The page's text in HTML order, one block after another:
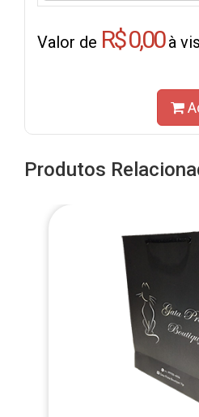
Valor de R$ 0,00à
Produtos